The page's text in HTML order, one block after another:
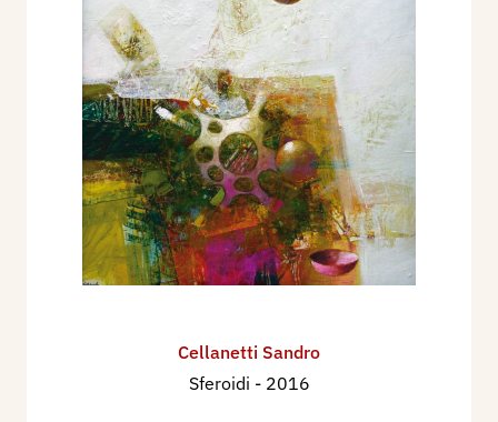
Cellanetti Sandro
Sferoidi - 2016